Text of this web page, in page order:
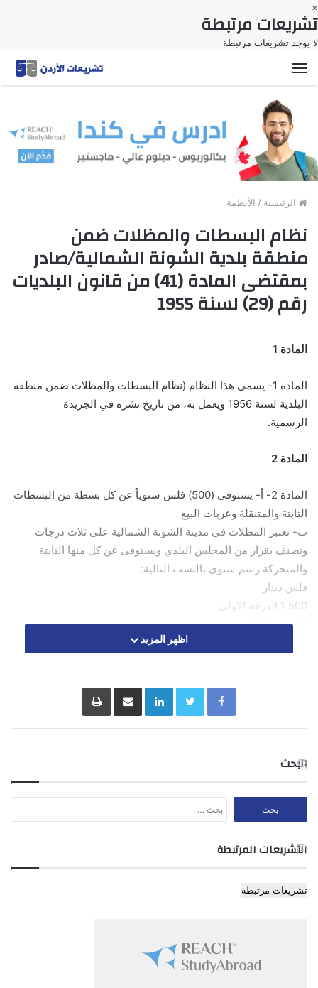
×
تشريعات مرتبطة
لا يوجد تشريعات مرتبطة
القائمة
الرئيسية / الأنظمة
نظام البسطات والمظلات ضمن
منطقة بلدية الشونة الشمالية/صادر
بمقتضى المادة (41) من قانون البلديات
رقم (29) لسنة 1955
المادة 1
المادة 1- يسمى هذا النظام (نظام البسطات والمظلات ضمن منطقة
البلدية لسنة 1956 ويعمل به، من تاريخ نشره في الجريدة
الرسمية.
المادة 2
المادة 2- أ- يستوفى (500) فلس سنوياً عن كل بسطة من البسطات
الثابتة والمتنقلة وعربات البيع
ب- تعتبر المظلات في مدينة الشونة الشمالية على ثلاث درجات
وتصنف بقرار من المجلس البلدي ويستوفى عن كل منها الثابتة
والمتحركة رسم سنوي بالنسب التالية:
فلس دينار
500 1 الدرجة الاولى
المادة 3
المادة 3- يلغى أي نظام تتعارض احكامه مع احكام هذا النظام.
اظهر المزيد
Facebook
Twitter
LinkedInمشاركة عبر البريد طباعة
البحث
عن:
التشريعات المرتبطة
تشريعات مرتبطة